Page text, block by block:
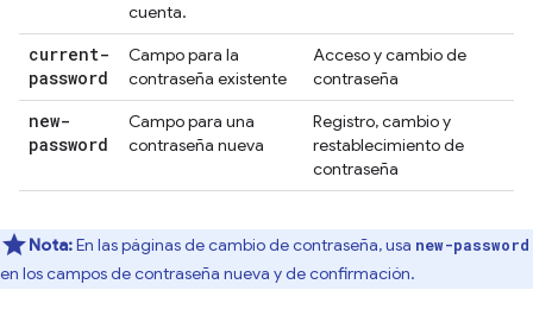
cuenta.
current-
password
Campo para la
contraseña existente
Acceso y cambio de
contraseña
new-
password
Campo para una
contraseña nueva
Registro, cambio y
restablecimiento de
contraseña
Nota:En las páginas de cambio de contraseña, usa new-password
en los campos de contraseña nueva y de confirmación.